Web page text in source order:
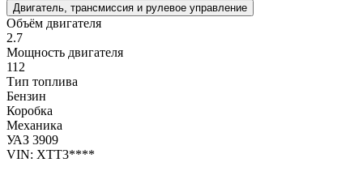
Двигатель, трансмиссия и рулевое управление
Объём двигателя
2.7
Мощность двигателя
112
Тип топлива
Бензин
Коробка
Механика
УАЗ 3909
VIN: XTT3****